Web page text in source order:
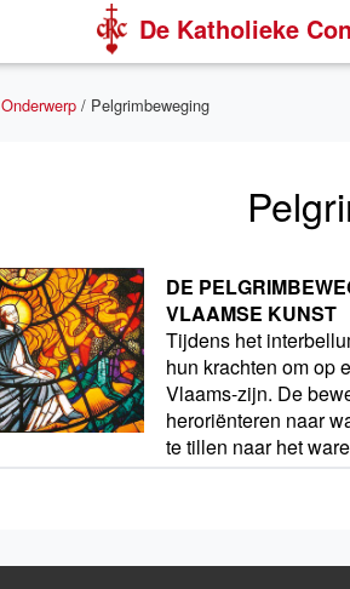
De Katholieke
Onderwerp / Pelgrimbeweging
DE
VLAAMSE KUNST
Tijdens het
hun krachten om op
Vlaams-zijn. De
heroriënteren naar
te tillen naar het